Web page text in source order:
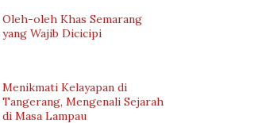
Oleh-oleh Khas Semarang
yang Wajib Dicicipi
Menikmati Kelayapan di
Tangerang, Mengenali Sejarah
di Masa Lampau